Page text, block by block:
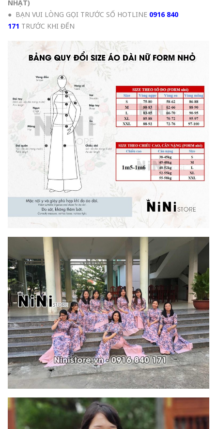
NHẬT)
● BẠN VUI LÒNG GỌI TRƯỚC SỐ HOTLINE 0916 840
171 TRƯỚC KHI ĐẾN